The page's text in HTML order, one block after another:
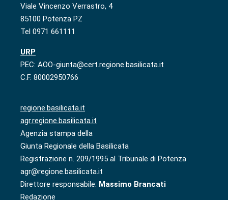
Viale Vincenzo Verrastro, 4
85100 Potenza PZ
Tel 0971 661111
URP
PEC: AOO-giunta@cert.regione.basilicata.it
C.F. 80002950766
regione.basilicata.it
agr.regione.basilicata.it
Agenzia stampa della
Giunta Regionale della Basilicata
Registrazione n. 209/1995 al Tribunale di Potenza
agr@regione.basilicata.it
Direttore responsabile: Massimo Brancati
Redazione